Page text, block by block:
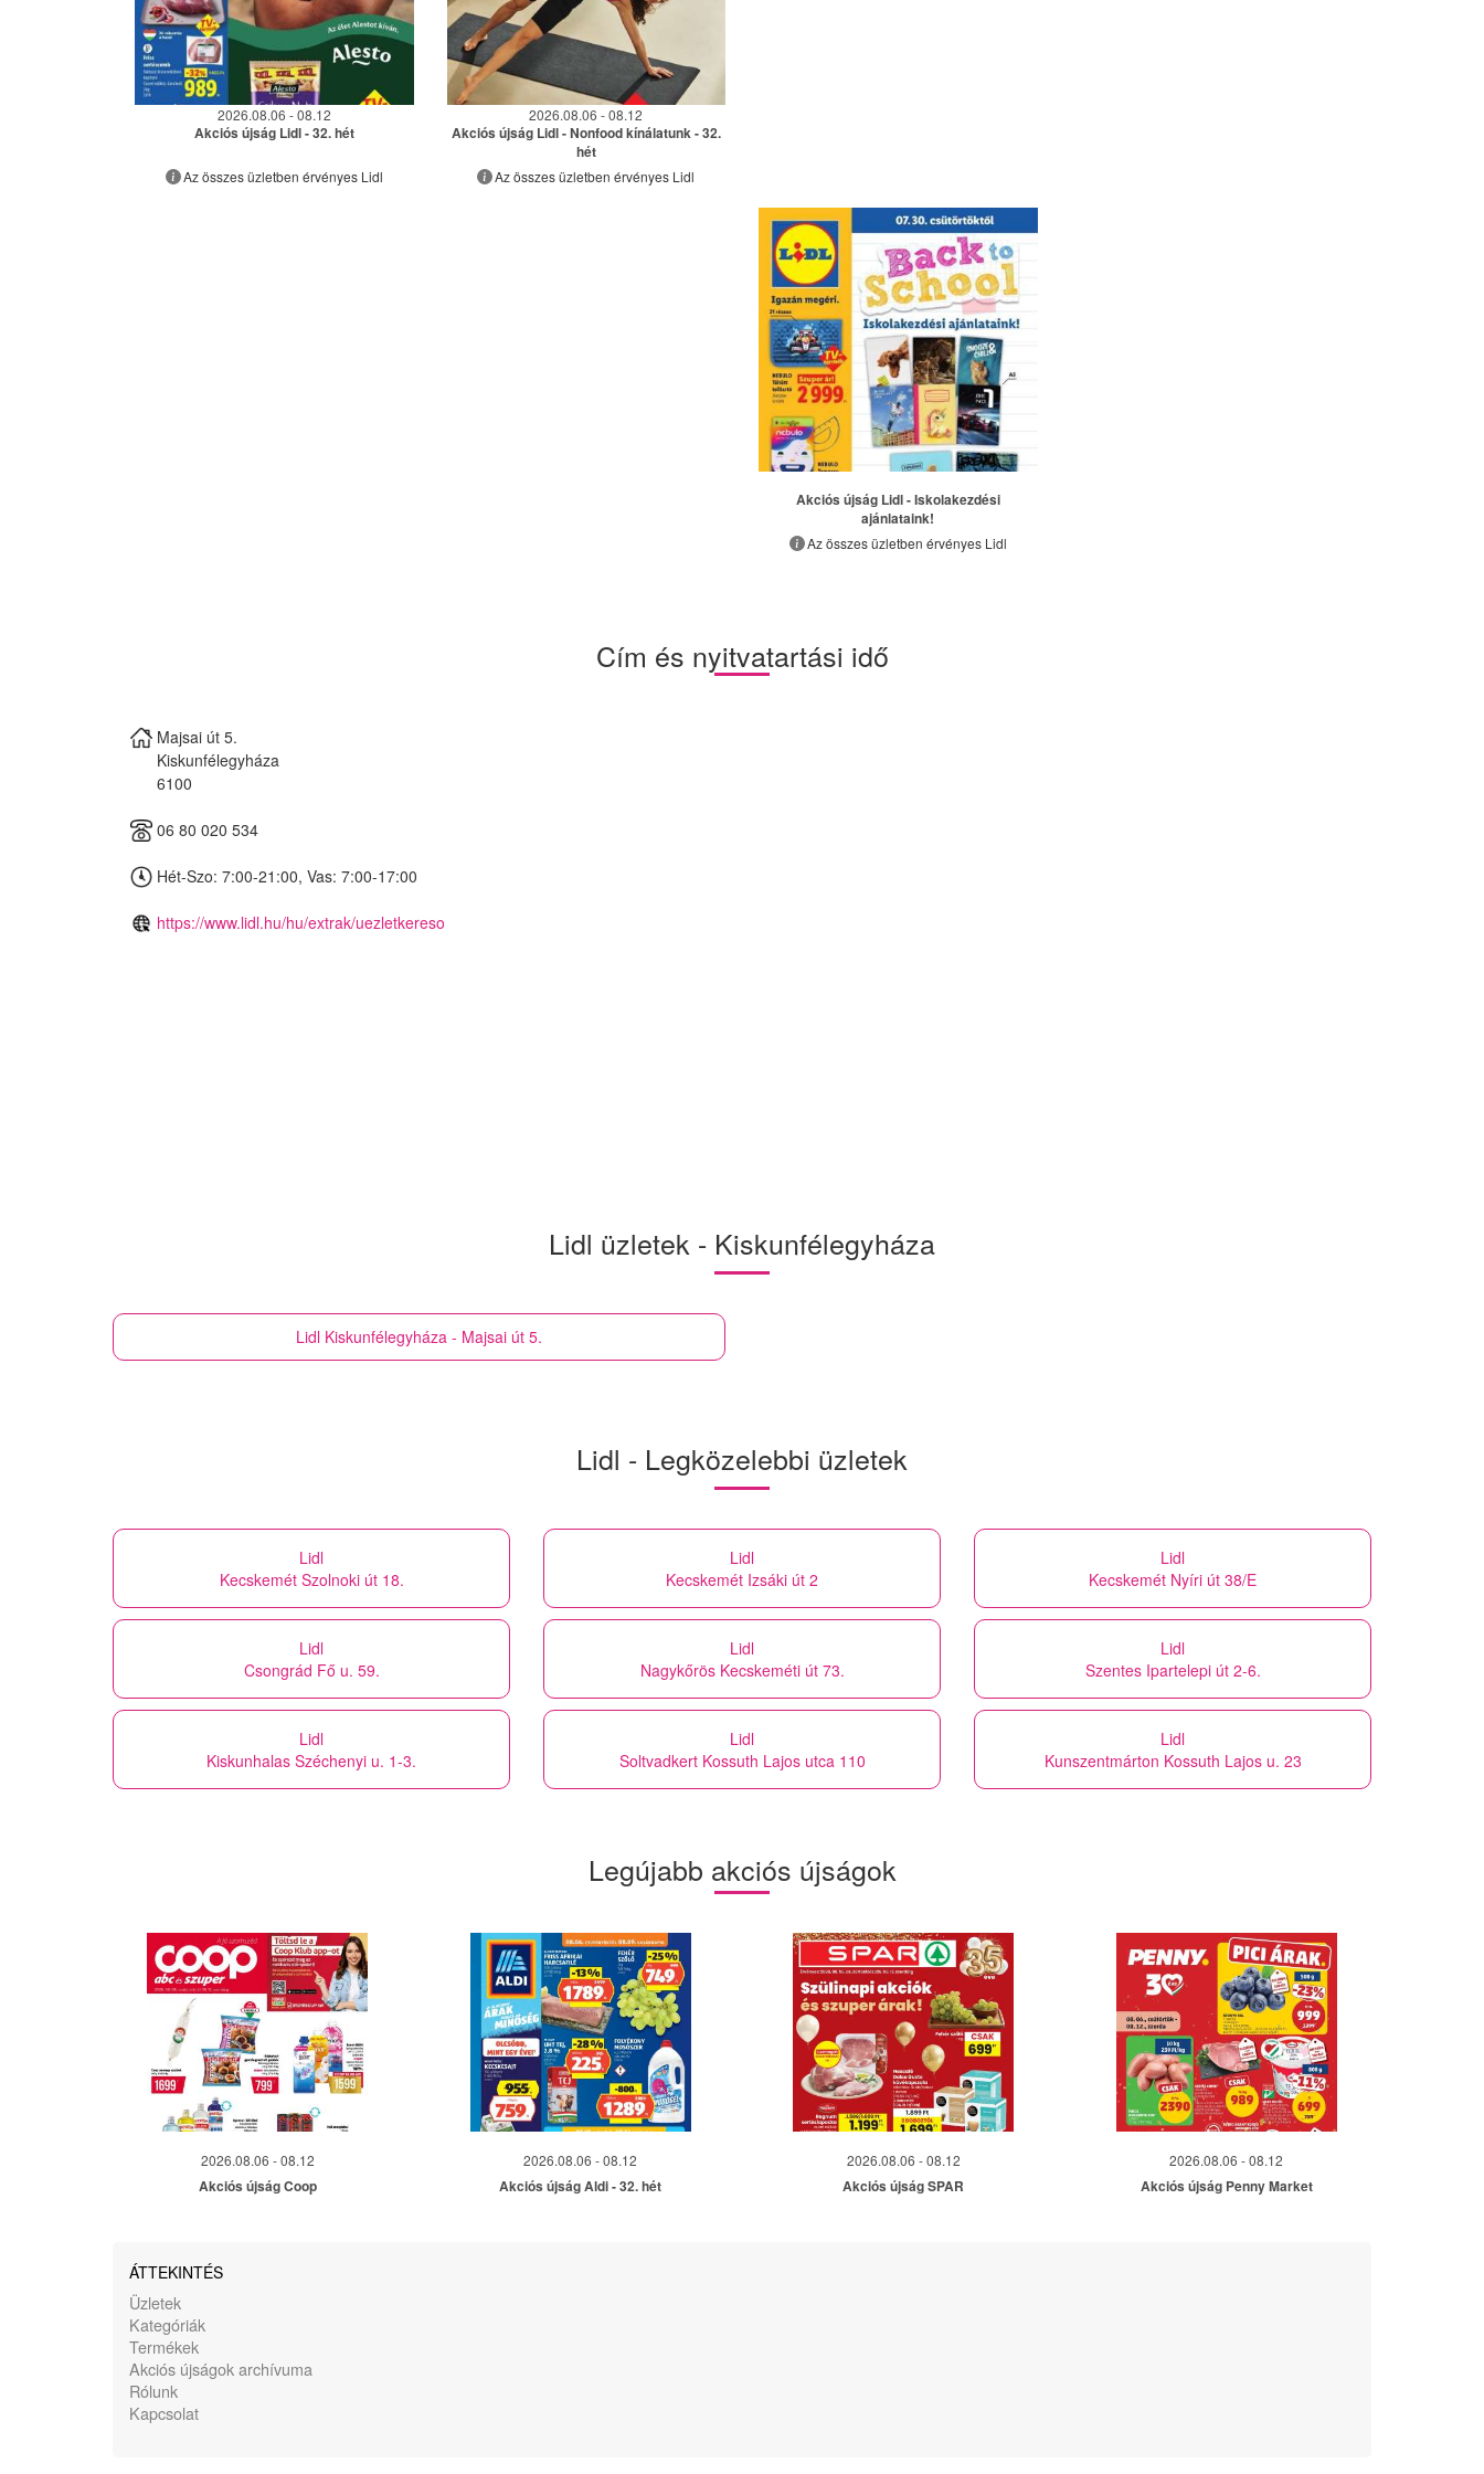
2026.08.06 - 08.12
Akciós újság Lidl - 32. hét
Az összes üzletben érvényes Lidl
2026.08.06 - 08.12
Akciós újság Lidl - Nonfood kínálatunk - 32.
hét
Az összes üzletben érvényes Lidl
Akciós újság Lidl - Iskolakezdési
ajánlataink!
Az összes üzletben érvényes Lidl
Cím és nyitvatartási idő
Majsai út 5.
Kiskunfélegyháza
6100
06 80 020 534
Hét-Szo: 7:00-21:00, Vas: 7:00-17:00
https://www.lidl.hu/hu/extrak/uezletkereso
Lidl üzletek - Kiskunfélegyháza
Lidl Kiskunfélegyháza - Majsai út 5.
Lidl - Legközelebbi üzletek
Lidl
Kecskemét Szolnoki út 18.
Lidl
Kecskemét Izsáki út 2
Lidl
Kecskemét Nyíri út 38/E
Lidl
Csongrád Fő u. 59.
Lidl
Nagykőrös Kecskeméti út 73.
Lidl
Szentes Ipartelepi út 2-6.
Lidl
Kiskunhalas Széchenyi u. 1-3.
Lidl
Soltvadkert Kossuth Lajos utca 110
Lidl
Kunszentmárton Kossuth Lajos u. 23
Legújabb akciós újságok
2026.08.06 - 08.12
Akciós újság Coop
2026.08.06 - 08.12
Akciós újság Aldi - 32. hét
2026.08.06 - 08.12
Akciós újság SPAR
2026.08.06 - 08.12
Akciós újság Penny Market
ÁTTEKINTÉS
Üzletek
Kategóriák
Termékek
Akciós újságok archívuma
Rólunk
Kapcsolat